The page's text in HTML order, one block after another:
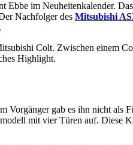
Ebbe im Neuheitenkalender.
Nachfolger des Mitsubishi
Colt. Zwischen einem
Highlight.
Vorgänger gab es ihn nicht als
mit vier Türen auf. Diese